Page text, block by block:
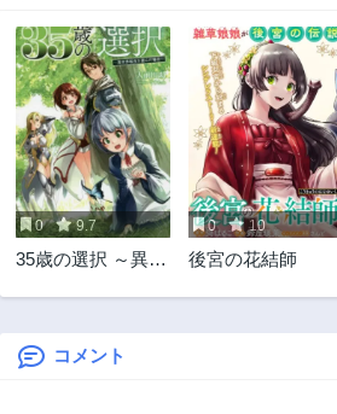
0 9.7
35歳の選択 ～異世
0 10
後宮の花結師
コメント